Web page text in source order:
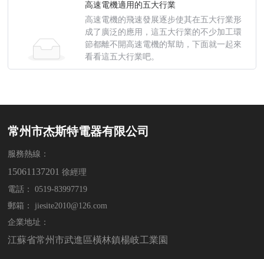
undefined
高速電機適用的五大行業
高速電機的飛速發展逐步使其在五大行業形
成了廣泛的應用，這五大行業的不少加工環
節都離不開高速電機的幫助，下面就一起來
看看這五大行業吧。
常州市杰斯特電器有限公司
服務熱線：
15061137201 徐經理
電話：0519-83997719
郵箱： jiesite2010@126.com
企業地址：
江蘇省常州市武進區橫林鎮楊岐工業園